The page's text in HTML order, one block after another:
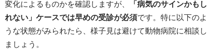
変化によるものかを確認しますが、
「病気のサインかもし
れない」ケースでは早めの受診が必須です。特に以下のよ
うな状態がみられたら、様子見は避けて動物病院に相談し
ましょう。